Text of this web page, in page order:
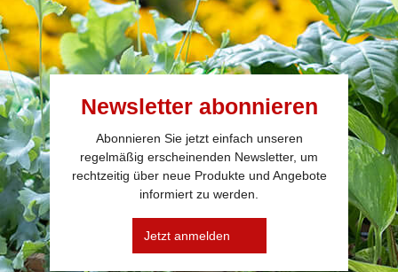
Newsletter abonnieren
Abonnieren Sie jetzt einfach unseren
regelmäßig erscheinenden Newsletter, um
rechtzeitig über neue Produkte und Angebote
informiert zu werden.
Jetzt anmelden